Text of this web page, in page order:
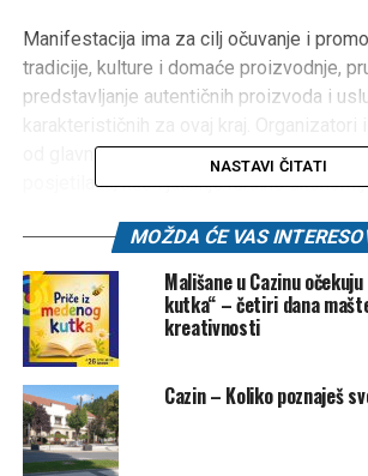
Manifestacija ima za cilj očuvanje i
tradicije, kulture i domaće proizvodnje,
predstavljanje autentičnih proizvoda i
od glavnih ciljeva povezivanje
posjetilaca, kao i jačanje ruralne
Važne informacije
Period održavanja:od
1. do 6.
godine
Lokacije:
Trg Alije Izetbegovića
Bošnjačkih šehida
Radno vrijeme izlagačkog
NASTAVI ČITATI
MOŽDA ĆE VAS
Mališane u Cazinu
kutka“ – četiri dana
kreativnosti
Cazin – Koliko poznaješ